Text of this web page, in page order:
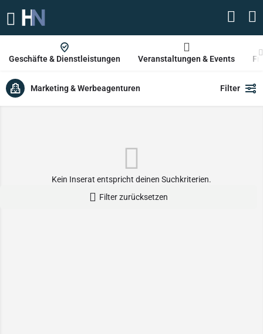
Geschäfte & Dienstleistungen Veranstaltungen & Events
Marketing & Werbeagenturen Filter
Kein Inserat entspricht deinen Suchkriterien.
Filter zurücksetzen